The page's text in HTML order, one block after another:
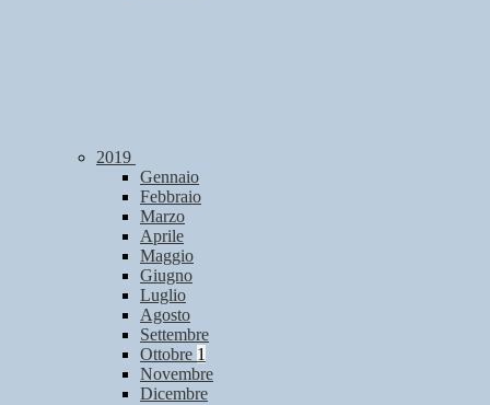
2019
Gennaio
Febbraio
Marzo
Aprile
Maggio
Giugno
Luglio
Agosto
Settembre
Ottobre 1
Novembre
Dicembre